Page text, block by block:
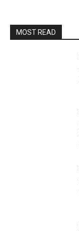
MOST READ